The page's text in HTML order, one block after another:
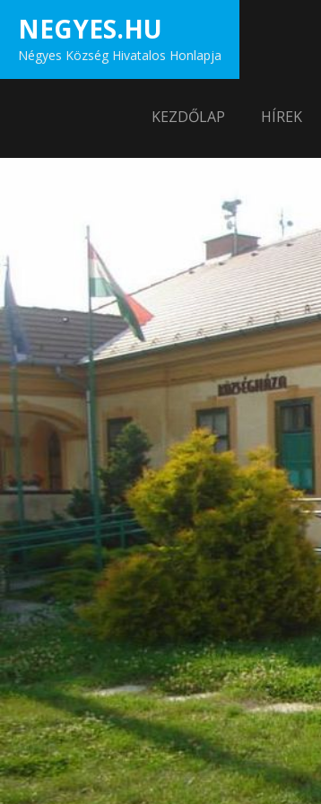
content
NEGYES.HU
Négyes Község Hivatalos Honlapja
KEZDŐLAP HÍREK